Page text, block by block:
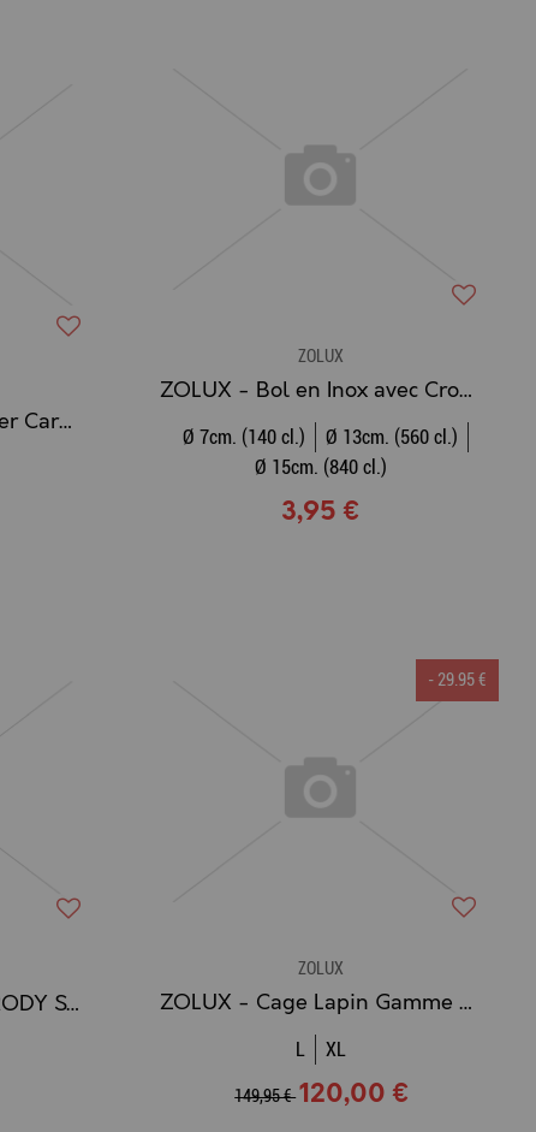
ZOLUX - Pierre à Ronger Carotte à Accrocher
ZOLUX
ZOLUX - Bol en Inox avec Crochets
Ø 7cm. (140 cl.)
Ø 13cm. (560 cl.)
Ø 15cm. (840 cl.)
3,95 €
ZOLUX - Terre à Bain RODY SAND Nature (2L.)
- 29.95 €
ZOLUX
ZOLUX - Cage Lapin Gamme NANO LIFE (100 cm.)
L XL
149,95 €120,00 €